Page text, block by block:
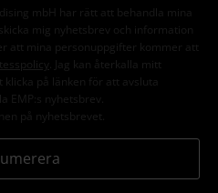
mbH har rätt att behandla mina
mig nyhetsbrev och information
att mina personuppgifter kommer att
. Jag kan återkalla mitt
på länken för att avsluta
nyhetsbrev.
på nyhetsbrevet.